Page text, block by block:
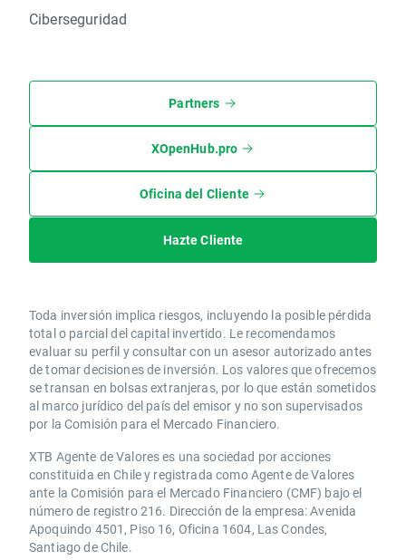
Ciberseguridad
Partners
XOpenHub.pro
Oficina del Cliente
Hazte Cliente
Toda inversión implica riesgos, incluyendo la posible pérdida
total o parcial del capital invertido. Le recomendamos
evaluar su perfil y consultar con un asesor autorizado antes
de tomar decisiones de inversión. Los valores que ofrecemos
se transan en bolsas extranjeras, por lo que están sometidos
al marco jurídico del país del emisor y no son supervisados
por la Comisión para el Mercado Financiero.
XTB Agente de Valores es una sociedad por acciones
constituida en Chile y registrada como Agente de Valores
ante la Comisión para el Mercado Financiero (CMF) bajo el
número de registro 216. Dirección de la empresa: Avenida
Apoquindo 4501, Piso 16, Oficina 1604, Las Condes,
Santiago de Chile.